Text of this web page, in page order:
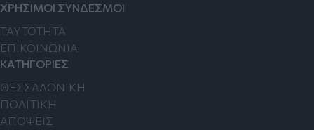
ΧΡΗΣΙΜΟΙ ΣΥΝΔΕΣΜΟΙ
TAYTOTHTA
ΕΠΙΚΟΙΝΩΝΙΑ
ΚΑΤΗΓΟΡΙΕΣ
ΘΕΣΣΑΛΟΝΙΚΗ
ΠΟΛΙΤΙΚΗ
ΑΠΟΨΕΙΣ